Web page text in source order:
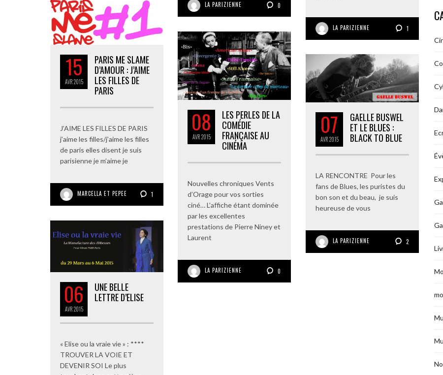
LA PARIZIENNE 0
LA PARIZIENNE 1
15
AVR2015
PARIS ME SLAME
D’AMOUR : J’AIME
LES FILLES DE
PARIS
J’AIME LES FILLES DE PARIS
j’aime les filles/j’aime les filles
de paris elles disent je suis
parisienne je m’aime je
MARCELLA ET PEPEE 1
08
AVR2015
LES PERLES DE LA
COMÉDIE
FRANÇAISE AU
CINÉMA
Nouvelles chroniques Vents
d’Orage pour vos sorties
ciné… L’affiche étant dominée
par les excellentes
prestations de Pierre Niney et
Laurent
LA PARIZIENNE 0
07
AVR2015
GAELLE BUSWEL
ET LE BLUES :
BLACK TO BLUE
LA RENCONTRE Pour les
fans de Blues, les puristes du
bon son et du beau, je suis
heureuse de vous
LA PARIZIENNE 2
06
AVR2015
UNE BELLE
LETTRE D’ELISE
« Elise ou la vraie vie » : ****
TROUVER LA VOIE ET
DEVENIR SOI Le plus